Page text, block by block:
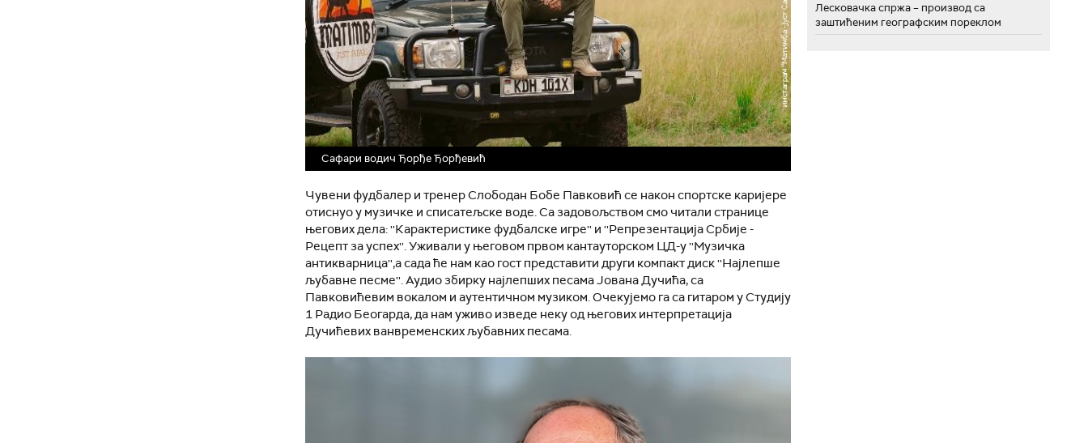
Сафари водич Ђорђе Ђорђевић
Чувени фудбалер и тренер Слободан Бобе Павковић се након спортске каријере
отиснуо у музичке и списатељске воде. Са задовољством смо читали странице
његових дела: ''Карактеристике фудбалске игре'' и ''Репрезентација Србије -
Рецепт за успех''. Уживали у његовом првом кантауторском ЦД-у ''Музичка
антикварница'',а сада ће нам као гост представити други компакт диск ''Најлепше
љубавне песме''. Аудио збирку најлепших песама Јована Дучића, са
Павковићевим вокалом и аутентичном музиком. Очекујемо га са гитаром у Студију
1 Радио Беогарда, да нам уживо изведе неку од његових интерпретација
Дучићевих ванвременских љубавних песама.
Лесковачка спржа – производ са
заштићеним географским пореклом